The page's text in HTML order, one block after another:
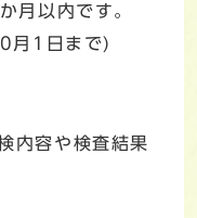
月以内です。
月1日まで)
内容や検査結果